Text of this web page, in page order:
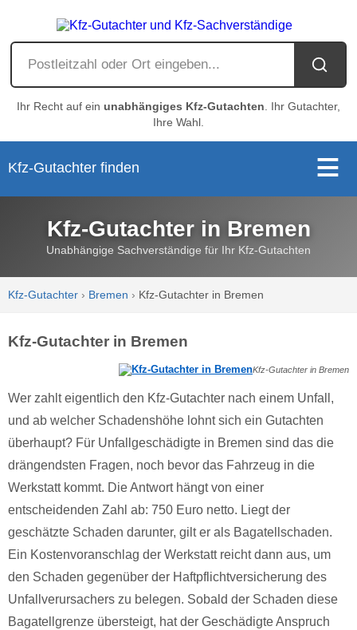
Ihr Recht auf ein unabhängiges Kfz-Gutachten . Ihr Gutachter,
Ihre Wahl.
Kfz-Gutachter finden
Kfz-Gutachter in Bremen
Unabhängige Sachverständige für Ihr Kfz-Gutachten
Kfz-Gutachter › Bremen › Kfz-Gutachter in Bremen
Kfz-Gutachter in Bremen
Kfz-Gutachter in Bremen
Wer zahlt eigentlich den Kfz-Gutachter nach einem Unfall,
und ab welcher Schadenshöhe lohnt sich ein Gutachten
überhaupt? Für Unfallgeschädigte in Bremen sind das die
drängendsten Fragen, noch bevor das Fahrzeug in die
Werkstatt kommt. Die Antwort hängt von einer
entscheidenden Zahl ab: 750 Euro netto. Liegt der
geschätzte Schaden darunter, gilt er als Bagatellschaden.
Ein Kostenvoranschlag der Werkstatt reicht dann aus, um
den Schaden gegenüber der Haftpflichtversicherung des
Unfallverursachers zu belegen. Sobald der Schaden diese
Bagatellgrenze übersteigt, hat der Geschädigte Anspruch